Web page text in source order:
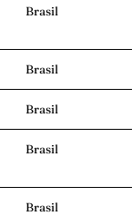
Brasil
Brasil
Brasil
Brasil
Brasil